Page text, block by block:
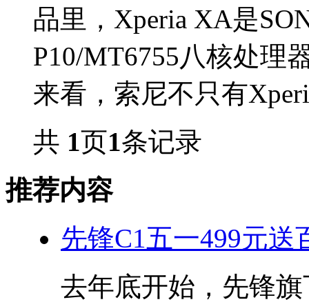
品里，Xperia XA是
P10/MT6755八核处理
来看，索尼不只有
共 1页1条记录
推荐内容
先锋C1五一499元送
去年底开始，先锋